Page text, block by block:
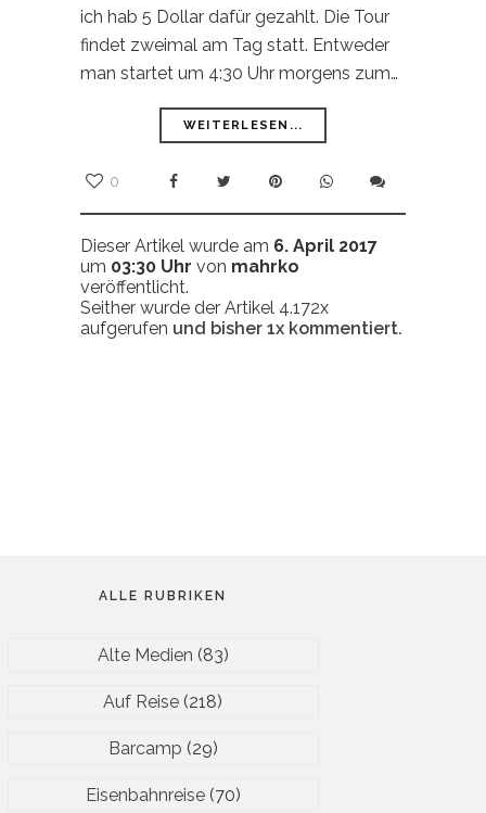
ich hab 5 Dollar dafür gezahlt. Die Tour
findet zweimal am Tag statt. Entweder
man startet um 4:30 Uhr morgens zum…
WEITERLESEN...
0
Dieser Artikel wurde am 6. April 2017
um 03:30 Uhr von mahrko
veröffentlicht.
Seither wurde der Artikel 4.172x
aufgerufen und bisher 1x kommentiert.
ALLE RUBRIKEN
Alte Medien (83)
Auf Reise (218)
Barcamp (29)
Eisenbahnreise(70)